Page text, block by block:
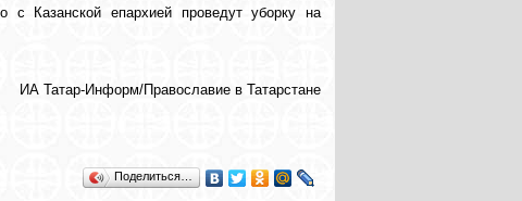
с Казанской епархией проведут уборку на
ИА Татар-Информ/Православие в Татарстане
Поделиться…